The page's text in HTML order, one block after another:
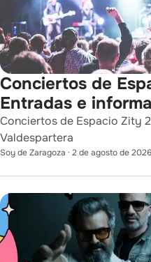
Conciertos de
Entradas e
Conciertos de Espacio Zity
Valdespartera
Soy de Zaragoza · 2 de agosto de 2026